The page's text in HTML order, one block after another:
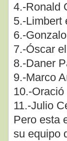
4.-Ronald
5.-Limbert
6.-
7.-Óscar
8.-Daner
9.-Marco
10.-
11.-Julio
Pero esta
su equipo